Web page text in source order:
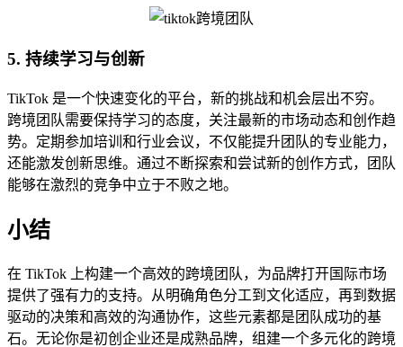
5. 持续学习与创新
TikTok 是一个快速变化的平台，新的挑战和机会层出不穷。
跨境团队需要保持学习的态度，关注最新的市场动态和创作趋
势。定期参加培训和行业会议，不仅能提升团队的专业能力，
还能激发创新思维。通过不断探索和尝试新的创作方式，团队
能够在激烈的竞争中立于不败之地。
小结
在 TikTok 上构建一个高效的跨境团队，为品牌打开国际市场
提供了强有力的支持。从明确角色分工到文化适应，再到数据
驱动的决策和高效的沟通协作，这些元素都是团队成功的基
石。无论你是初创企业还是成熟品牌，组建一个多元化的跨境